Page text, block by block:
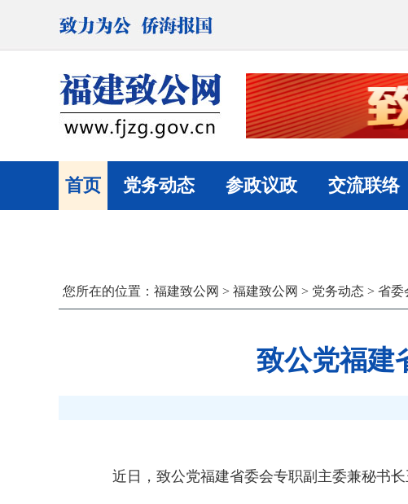
首页 党务动态 参政议政 交流联络
您所在的位置： 福建致公网 > 福建致公网 > 党务动态 > 省委
致公党福建
近日，致公党福建省委会专职副主委兼秘书